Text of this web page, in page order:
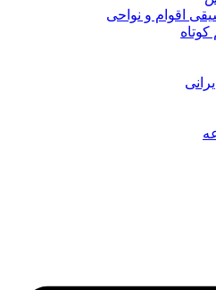
اقوام و نواحی